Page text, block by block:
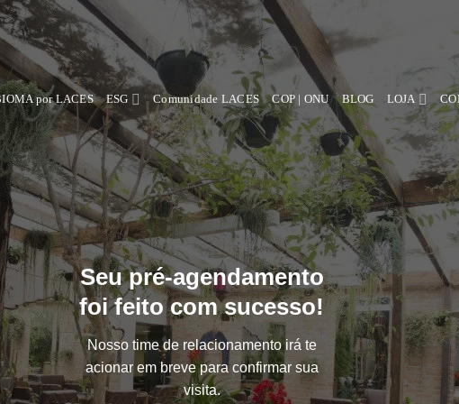
por LACES ESG Comunidade LACES COP | ONU BLOG LOJA
Seu pré-agendamento
foi feito com sucesso!
Nosso time de relacionamento irá te
acionar em breve para confirmar sua
visita.